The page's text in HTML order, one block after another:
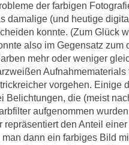
der farbigen
damalige (und heutige
konnte. (Zum Glück
also im Gegensatz zum
mehr oder weniger
vorgehen. Einige
Belichtungen, die (meist
aufgenommen
den Anteil
dann ein farbiges Bild